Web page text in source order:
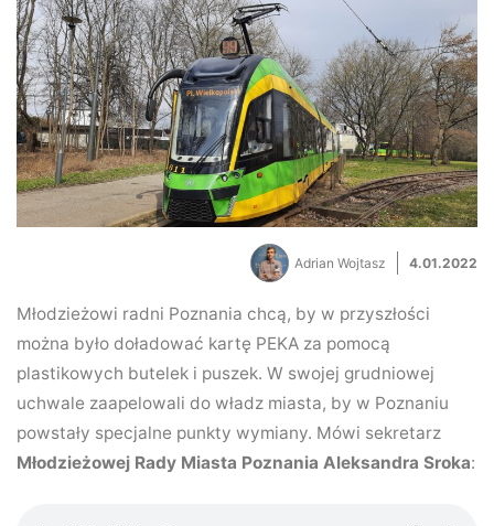
Adrian Wojtasz 4.01.2022
Młodzieżowi radni Poznania chcą, by w przyszłości
można było doładować kartę PEKA za pomocą
plastikowych butelek i puszek. W swojej grudniowej
uchwale zaapelowali do władz miasta, by w Poznaniu
powstały specjalne punkty wymiany. Mówi sekretarz
Młodzieżowej Rady Miasta Poznania Aleksandra Sroka: